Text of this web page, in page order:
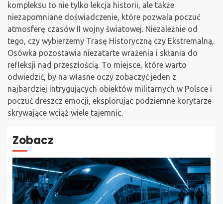
kompleksu to nie tylko lekcja historii, ale także
niezapomniane doświadczenie, które pozwala poczuć
atmosferę czasów II wojny światowej. Niezależnie od
tego, czy wybierzemy Trasę Historyczną czy Ekstremalną,
Osówka pozostawia niezatarte wrażenia i skłania do
refleksji nad przeszłością. To miejsce, które warto
odwiedzić, by na własne oczy zobaczyć jeden z
najbardziej intrygujących obiektów militarnych w Polsce i
poczuć dreszcz emocji, eksplorując podziemne korytarze
skrywające wciąż wiele tajemnic.
Zobacz